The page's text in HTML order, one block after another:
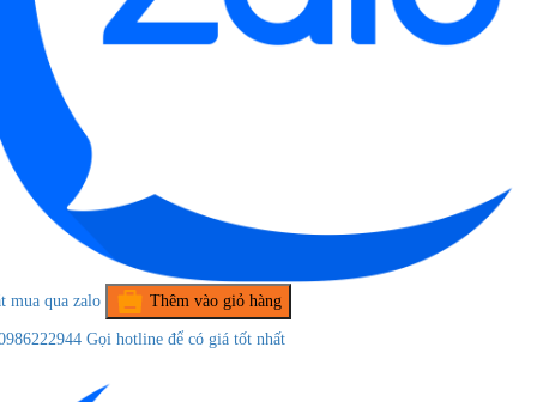
mua qua zalo Thêm vào giỏ hàng
Gọi hotline để có giá tốt nhất